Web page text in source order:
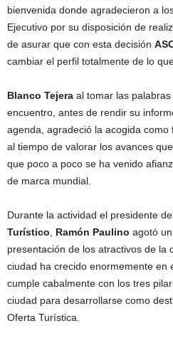
bienvenida donde agradecieron a
Ejecutivo por su disposición de
de asurar que con esta decisión
cambiar el perfil totalmente de lo
Blanco Tejera al tomar las
encuentro, antes de rendir su
agenda, agradeció la acogida como
al tiempo de valorar los avances
que poco a poco se ha venido
de marca mundial.
Durante la actividad el presidente
Turístico
Ramón Paulino agotó
presentación de los atractivos de la
ciudad ha crecido enormemente en
cumple cabalmente con los tres
ciudad para desarrollarse como
Oferta Turística.